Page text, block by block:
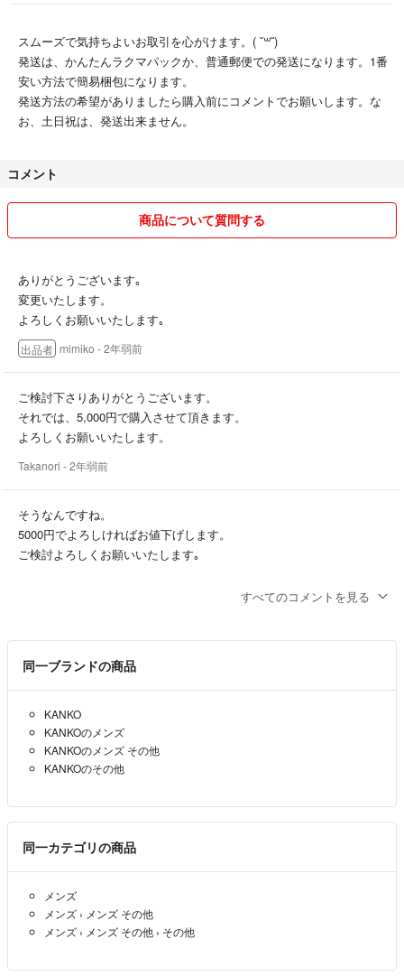
スムーズで気持ちよいお取引を心がけます。( ˘꒳˘)
発送は、かんたんラクマパックか、普通郵便での発送になります。1番
安い方法で簡易梱包になります。
発送方法の希望がありましたら購入前にコメントでお願いします。な
お、土日祝は、発送出来ません。
コメント
商品について質問する
ありがとうございます｡
変更いたします。
よろしくお願いいたします｡
出品者 mimiko - 2年弱前
ご検討下さりありがとうございます。
それでは、5,000円で購入させて頂きます。
よろしくお願いいたします。
Takanori - 2年弱前
そうなんですね。
5000円でよろしければお値下げします。
ご検討よろしくお願いいたします｡
で、無しで構いません。
不躾なお願いで恐縮ですが、その場合お値下げは可能でしょうか？
Takanori- 2年弱前
コメントありがとうございます｡
襟カラーは44cmを別に購入して着用してました。
出品者 mimiko - 2年弱前
こんにちは。
購入希望なのですが、以下2点お伺いさせていただきます。
②お値下げは可能でしょうか？
すべてのコメントを見る
同一ブランドの商品
KANKO
KANKOのメンズ
KANKOのメンズ その他
KANKOのその他
同一カテゴリの商品
メンズ
メンズ › メンズ その他
メンズ › メンズ その他 › その他